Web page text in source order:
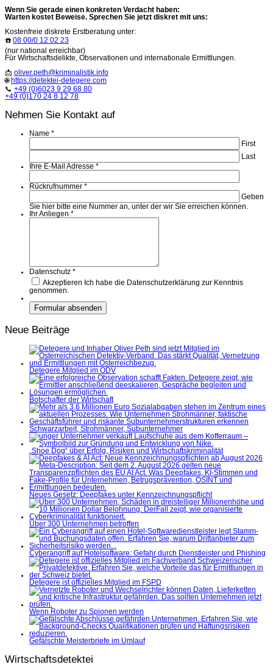
Wenn Sie gerade einen konkreten Verdacht haben:
Warten kostet Beweise. Sprechen Sie jetzt diskret mit uns:
Kostenfreie diskrete Erstberatung unter:
☎️ 08 00/0 12 02 23
(nur national erreichbar)
Für Wirtschaftsdelikte, Observationen und internationale Ermittlungen.
📩 oliver.peth@kriminalistik.info
🌐 https://detektei-detegere.com
📞 +49 (0)6023 9 29 68 80
+49 (0)170 24 8 12 78
Nehmen Sie Kontakt auf
Name *
First
Last
Ihre E-Mail Adresse *
Rückrufnummer *
Geben
Sie hier bitte eine Nummer an, unter der wir Sie erreichen können.
Ihr Anliegen *
Datenschutz *
Akzeptieren Ich habe die Datenschutzerklärung zur Kenntnis
genommen.
Neue Beiträge
Detegere Mitglied im ÖDV
Botschafter der Wirtschaft
Schwarzarbeit, Strohmänner, Subunternehmer
„Shoe Dog“ über Erfolg, Risiken und Wirtschaftskriminalität
Neues Gesetz: Deepfakes unter Kennzeichnungspflicht
Über 300 Unternehmen betroffen
Cyberangriff auf Hotelsoftware: Gefahr durch Dienstleister und Phishing
Detegere ist offizielles Mitglied im FSPD
Wenn Roboter zu Spionen werden
Gefälschte Meisterbriefe im Umlauf
Wirtschaftsdetektei